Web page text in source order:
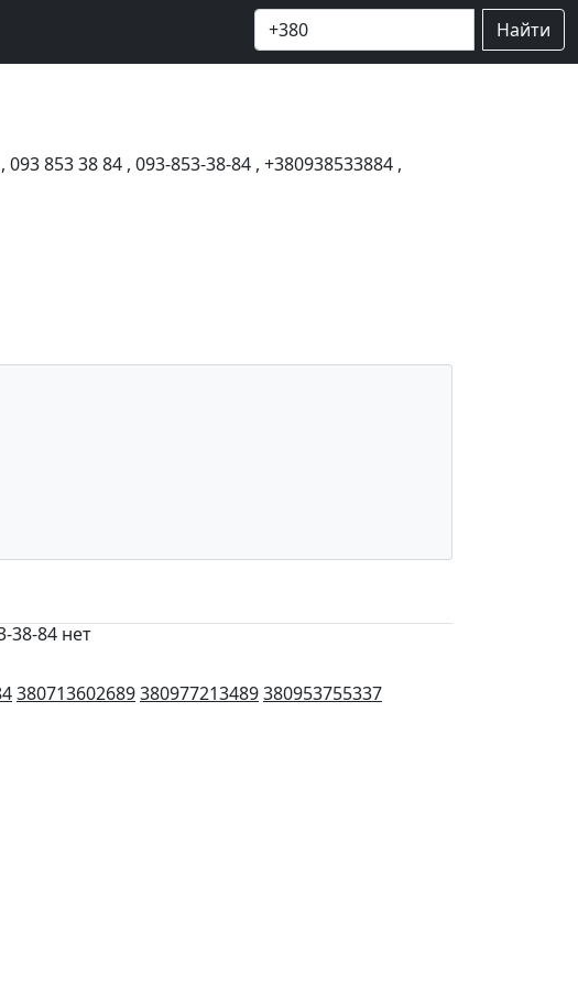
Найти
, 093 853 38 84 , 093-853-38-84 , +380938533884 ,
38-84 нет
380713602689380977213489380953755337